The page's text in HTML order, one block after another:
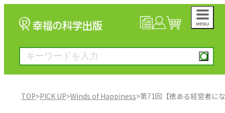
MENU
TOP>PICK UP>Winds of Happiness>第71回【徳ある経営者に